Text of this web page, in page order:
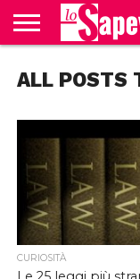
BENESSERE
GOSSIP
PRODOTTI
AMAZON
NEWS
CASA E
CUCINA
ALL POSTS
CURIOSITÀ